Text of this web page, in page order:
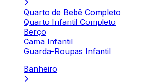
Quarto de Bebê Completo
Quarto Infantil Completo
Berço
Cama Infantil
Guarda-Roupas Infantil
Banheiro